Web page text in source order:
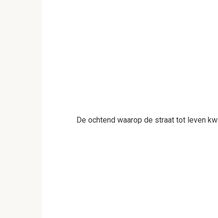
De ochtend waarop de straat tot leven